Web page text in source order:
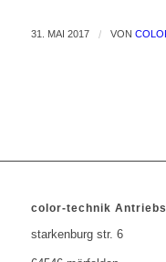
31. MAI 2017 / VON
color-technik
starkenburg str. 6